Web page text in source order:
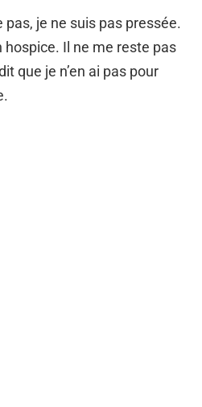
je ne suis pas pressée.
Il ne me reste pas
que je n’en ai pas pour